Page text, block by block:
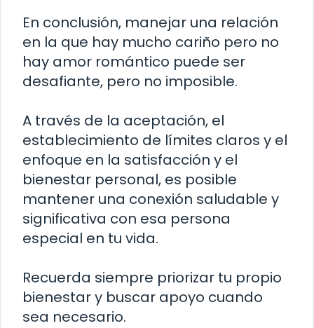
En conclusión, manejar una relación
en la que hay mucho cariño pero no
hay amor romántico puede ser
desafiante, pero no imposible.
A través de la aceptación, el
establecimiento de límites claros y el
enfoque en la satisfacción y el
bienestar personal, es posible
mantener una conexión saludable y
significativa con esa persona
especial en tu vida.
Recuerda siempre priorizar tu propio
bienestar y buscar apoyo cuando
sea necesario.